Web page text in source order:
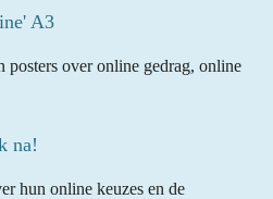
A3
posters over online gedrag, online
na!
hun online keuzes en de